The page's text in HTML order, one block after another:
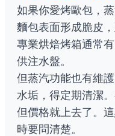
如果你愛烤歐包，
麵包表面形成脆皮
專業烘焙烤箱通常
供注水盤。
但蒸汽功能也有維
水垢，得定期清潔
但價格就上去了。
時要問清楚。